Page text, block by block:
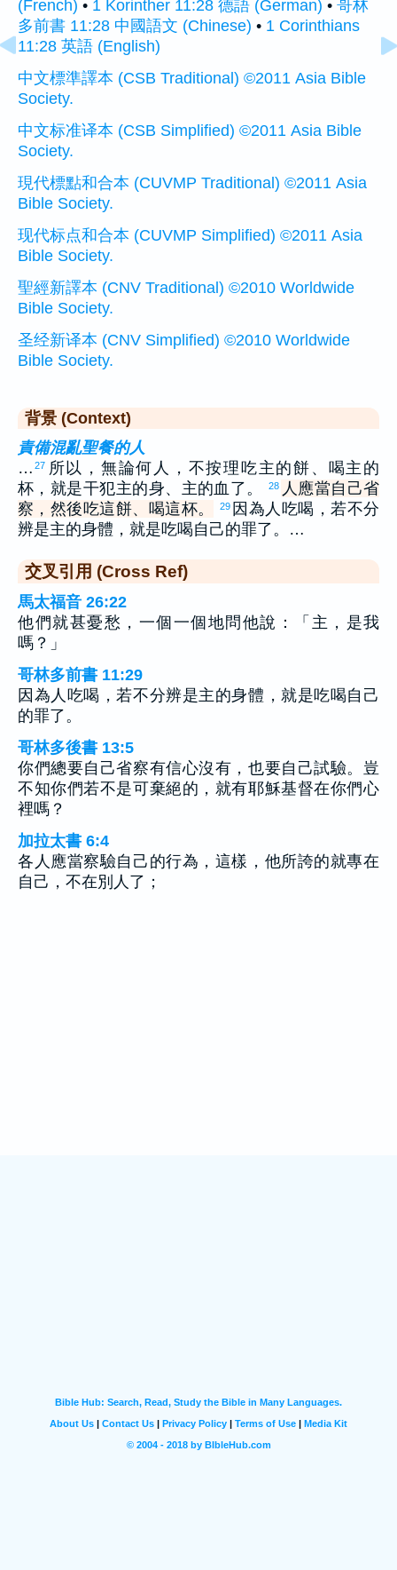
(French) • 1 Korinther 11:28 德語 (German) • 哥林
多前書 11:28 中國語文 (Chinese) • 1 Corinthians
11:28 英語 (English)
中文標準譯本 (CSB Traditional) ©2011 Asia Bible
Society.
中文标准译本 (CSB Simplified) ©2011 Asia Bible
Society.
現代標點和合本 (CUVMP Traditional) ©2011 Asia
Bible Society.
现代标点和合本 (CUVMP Simplified) ©2011 Asia
Bible Society.
聖經新譯本 (CNV Traditional) ©2010 Worldwide
Bible Society.
圣经新译本 (CNV Simplified) ©2010 Worldwide
Bible Society.
背景 (Context)
責備混亂聖餐的人
… 27 所以，無論何人，不按理吃主的餅、喝主的
杯，就是干犯主的身、主的血了。
28 人應當自己省
察，然後吃這餅、喝這杯。
29 因為人吃喝，若不分
辨是主的身體，就是吃喝自己的罪了。…
交叉引用 (Cross Ref)
馬太福音 26:22
他們就甚憂愁，一個一個地問他說：「主，是我
嗎？」
哥林多前書 11:29
因為人吃喝，若不分辨是主的身體，就是吃喝自己
的罪了。
哥林多後書 13:5
你們總要自己省察有信心沒有，也要自己試驗。豈
不知你們若不是可棄絕的，就有耶穌基督在你們心
裡嗎？
加拉太書 6:4
各人應當察驗自己的行為，這樣，他所誇的就專在
自己，不在別人了；